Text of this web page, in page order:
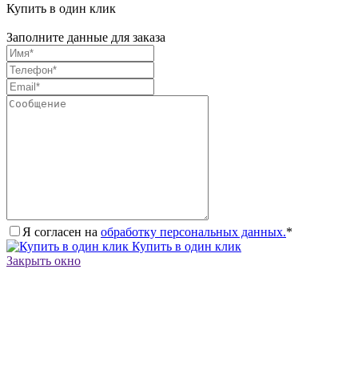
Купить в один клик
Заполните данные для заказа
Я согласен на обработку персональных данных.*
Купить в один клик
Закрыть окно